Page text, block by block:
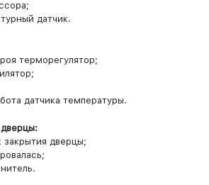
датчик.
терморегулятор;
датчика температуры.
закрытия дверцы;